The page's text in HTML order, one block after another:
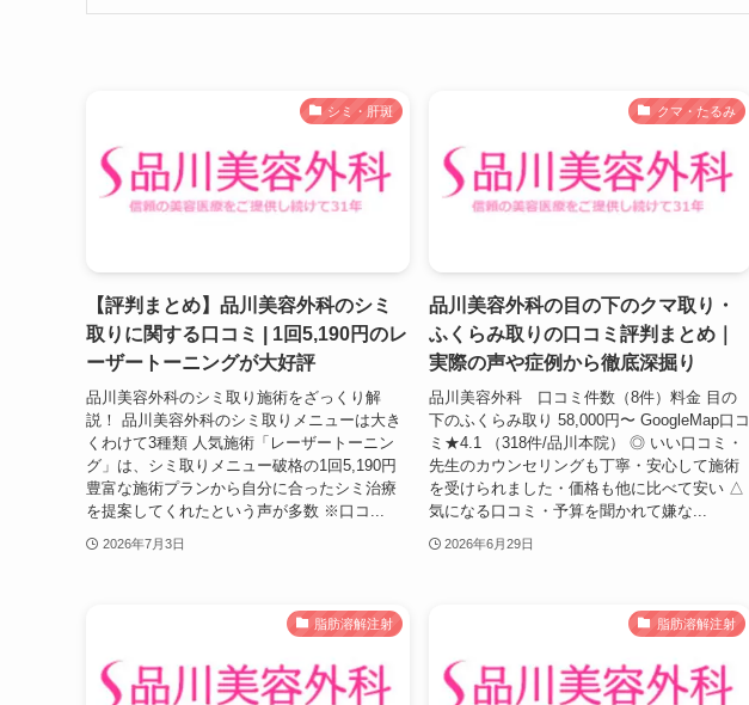
シミ・肝斑
【評判まとめ】品川美容外科のシミ
取りに関する口コミ | 1回5,190円のレ
ーザートーニングが大好評
品川美容外科のシミ取り施術をざっくり解
説！ 品川美容外科のシミ取りメニューは大き
くわけて3種類 人気施術「レーザートーニン
グ」は、シミ取りメニュー破格の1回5,190円
豊富な施術プランから自分に合ったシミ治療
を提案してくれたという声が多数 ※口コ...
2026年7月3日
クマ・たるみ
品川美容外科の目の下のクマ取り・
ふくらみ取りの口コミ評判まとめ｜
実際の声や症例から徹底深掘り
品川美容外科 口コミ件数（8件）料金 目の
下のふくらみ取り 58,000円〜 GoogleMap口コ
ミ★4.1 （318件/品川本院） ◎ いい口コミ・
先生のカウンセリングも丁寧・安心して施術
を受けられました・価格も他に比べて安い △
気になる口コミ・予算を聞かれて嫌な...
2026年6月29日
脂肪溶解注射 脂肪溶解注射